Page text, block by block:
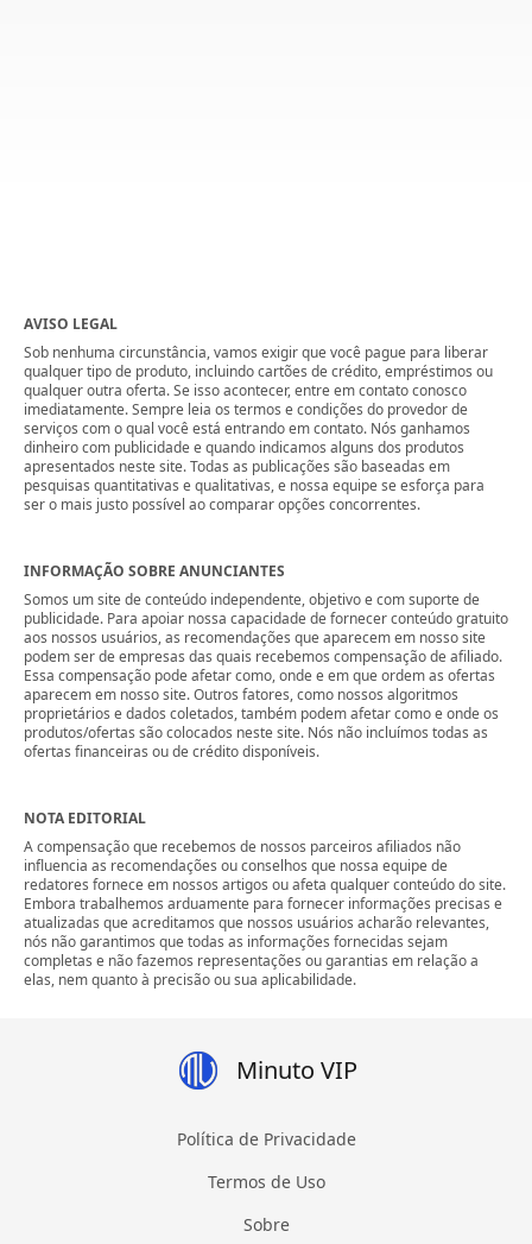
AVISO LEGAL
Sob nenhuma circunstância, vamos exigir que você pague para liberar
qualquer tipo de produto, incluindo cartões de crédito, empréstimos ou
qualquer outra oferta. Se isso acontecer, entre em contato conosco
imediatamente. Sempre leia os termos e condições do provedor de
serviços com o qual você está entrando em contato. Nós ganhamos
dinheiro com publicidade e quando indicamos alguns dos produtos
apresentados neste site. Todas as publicações são baseadas em
pesquisas quantitativas e qualitativas, e nossa equipe se esforça para
ser o mais justo possível ao comparar opções concorrentes.
INFORMAÇÃO SOBRE ANUNCIANTES
Somos um site de conteúdo independente, objetivo e com suporte de
publicidade. Para apoiar nossa capacidade de fornecer conteúdo gratuito
aos nossos usuários, as recomendações que aparecem em nosso site
podem ser de empresas das quais recebemos compensação de afiliado.
Essa compensação pode afetar como, onde e em que ordem as ofertas
aparecem em nosso site. Outros fatores, como nossos algoritmos
proprietários e dados coletados, também podem afetar como e onde os
produtos/ofertas são colocados neste site. Nós não incluímos todas as
ofertas financeiras ou de crédito disponíveis.
NOTA EDITORIAL
A compensação que recebemos de nossos parceiros afiliados não
influencia as recomendações ou conselhos que nossa equipe de
redatores fornece em nossos artigos ou afeta qualquer conteúdo do site.
Embora trabalhemos arduamente para fornecer informações precisas e
atualizadas que acreditamos que nossos usuários acharão relevantes,
nós não garantimos que todas as informações fornecidas sejam
completas e não fazemos representações ou garantias em relação a
elas, nem quanto à precisão ou sua aplicabilidade.
Minuto VIP
Política de Privacidade
Termos de Uso
Sobre